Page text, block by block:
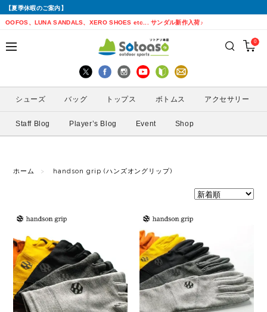
【夏季休暇のご案内】
OOFOS、LUNA SANDALS、XERO SHOES etc... サンダル新作入荷♪
戻る
シューズから探す
トレイルランニングシューズ
ランニングシューズ
戻る
トップスから探す
シェル・レインウェア
シャツ
戻る
ボトムスから探す
ショートパンツ
ロングパンツ
戻る
バッグから探す
トレランザック
バックパック
戻る
アクセサリーから探す
キャップ・ハット
ソックス
サングラス
ライト
戻る
ブランドから探す
ACTIVE YOHKAN(アクティブようかん)
ATHLETUNE(アスリチューン)
KODA(コーダ)
Mag-on(マグオン)
戻る
ブランドから探す
Amazfit(アマズフィット)
BAUERFEIND(バウアーファインド)
Columbia・Montrail(コロンビア・モント
レイル)
戻る
性別から探す
レディース
0
シューズ バッグ トップス ボトムス アクセサリー
Staff Blog Player’s Blog Event Shop
ホーム handson grip (ハンズオングリップ)